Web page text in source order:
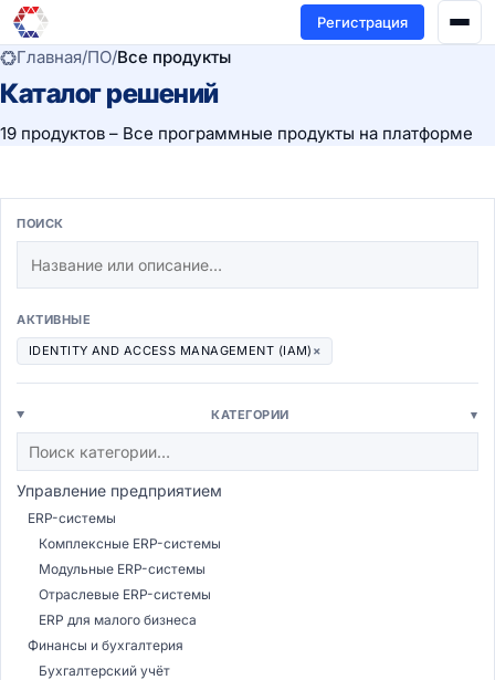
Регистрация
Главная/ПО/Все продукты
Каталог решений
19 продуктов – Все программные продукты на платформе
ПОИСК
АКТИВНЫЕ
IDENTITY AND ACCESS MANAGEMENT (IAM) ×
КАТЕГОРИИ ▾
Управление предприятием
ERP-системы
Комплексные ERP-системы
Модульные ERP-системы
Отраслевые ERP-системы
ERP для малого бизнеса
Финансы и бухгалтерия
Бухгалтерский учёт